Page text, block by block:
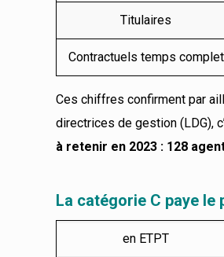
Titulaires
Contractuels temps complet
Ces chiffres confirment par
directrices de gestion (LDG),
à retenir en 2023 : 128
La catégorie C paye le
en ETPT